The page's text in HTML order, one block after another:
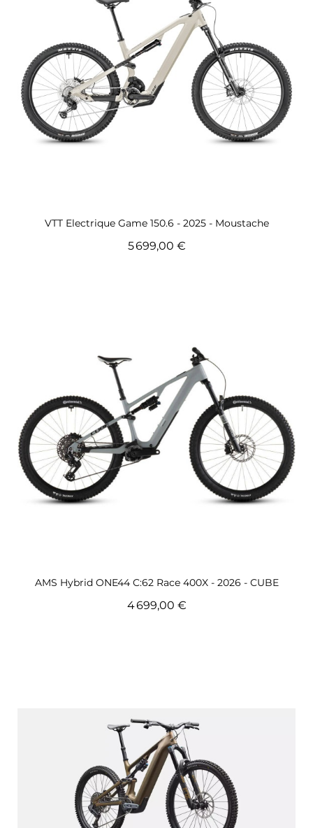
Voir ce vélo de route Femme
VTT Electrique Game 150.6 - 2025 - Moustache
5 699,00 €
Voir ce vélo de route Femme
AMS Hybrid ONE44 C:62 Race 400X - 2026 - CUBE
4 699,00 €